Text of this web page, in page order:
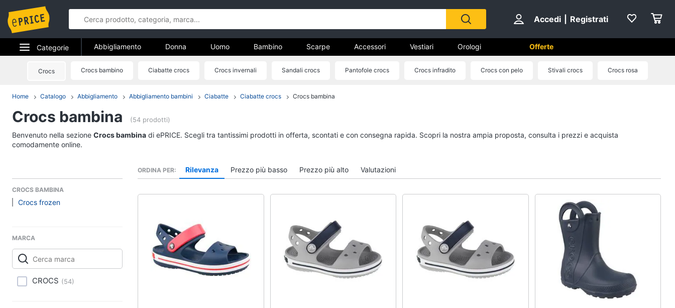
Accedi Registrati
Categorie
Elettrodomestici
Telefonia
Tv e Home Cinema
Videogiochi
Audio e musica
Arredo
Brico e Giardinaggio
Abbigliamento
Donna
Vedi tutti
Uomo
Vedi tutti Vedi tutti Vedi tutti
Sigaretta elettronica
Borse
Occhiali da vista
Occhiali da sole
Pantaloni
Orologi uomo
Orologi donna
Orecchini
Cavigliera
Collane
Abbigliamento Donna Uomo Bambino Scarpe Accessori Vestiari Orologi Offerte
Crocs Crocs bambino Ciabatte crocs Crocs invernali Sandali crocs Pantofole crocs Crocs infradito Crocs con pelo Stivali crocs Crocs rosa
Home Catalogo Abbigliamento Abbigliamento bambini Ciabatte Ciabatte crocs Crocs bambina
Crocs bambina (54 prodotti)
Benvenuto nella sezione Crocs bambina di ePRICE. Scegli tra tantissimi prodotti in offerta, scontati e con consegna rapida. Scopri la nostra ampia proposta, consulta i prezzi e acquista
comodamente online.
CROCS BAMBINA
Crocs frozen
MARCA
CROCS (54)
ORDINA PER Rilevanza Prezzo più basso Prezzo più alto Valutazioni